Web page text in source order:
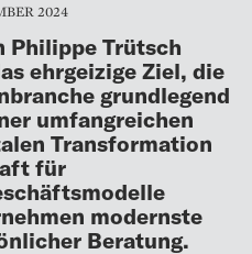
2024
Philippe Trütsch
ehrgeizige Ziel, die
grundlegend
umfangreichen
Transformation
für
modernste
Beratung.